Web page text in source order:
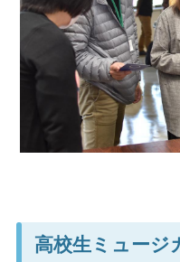
高校生ミュージ